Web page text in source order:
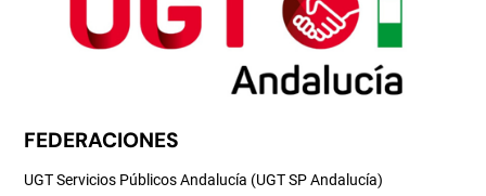
FEDERACIONES
UGT Servicios Públicos Andalucía (UGT SP Andalucía)